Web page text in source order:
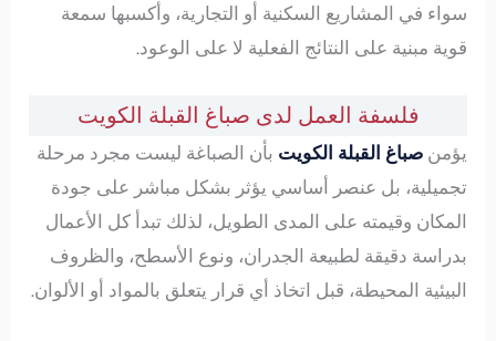
سواء في المشاريع السكنية أو التجارية، وأكسبها سمعة
قوية مبنية على النتائج الفعلية لا على الوعود.
فلسفة العمل لدى صباغ القبلة الكويت
يؤمنصباغ القبلة الكويت بأن الصباغة ليست مجرد مرحلة
تجميلية، بل عنصر أساسي يؤثر بشكل مباشر على جودة
المكان وقيمته على المدى الطويل، لذلك تبدأ كل الأعمال
بدراسة دقيقة لطبيعة الجدران، ونوع الأسطح، والظروف
البيئية المحيطة، قبل اتخاذ أي قرار يتعلق بالمواد أو الألوان.